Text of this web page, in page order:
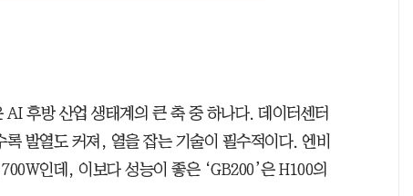
후방 산업 생태계의 큰 축 중 하나다. 데이터센터
발열도 커져, 열을 잡는 기술이 필수적이다. 엔비
인데, 이보다 성능이 좋은 ‘GB200’은 H100의